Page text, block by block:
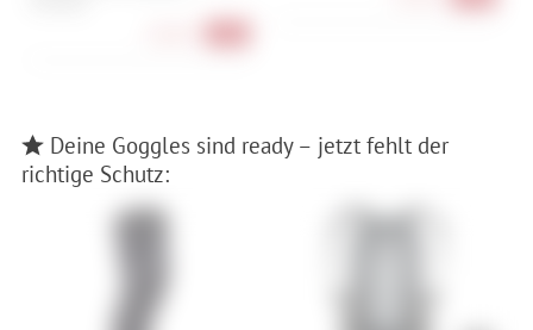
Deine Goggles sind ready – jetzt fehlt der
richtige Schutz: